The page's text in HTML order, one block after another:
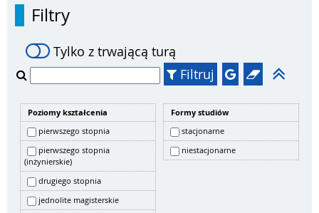
Filtry
Tylko z trwającą turą
Filtruj
Poziomy kształcenia
pierwszego stopnia
pierwszego stopnia
(inżynierskie)
drugiego stopnia
jednolite magisterskie
Formy studiów
stacjonarne
niestacjonarne